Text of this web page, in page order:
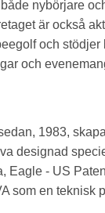
nybörjare
är också
och stödjer
och
1983,
designad
Eagle - US
som en teknisk